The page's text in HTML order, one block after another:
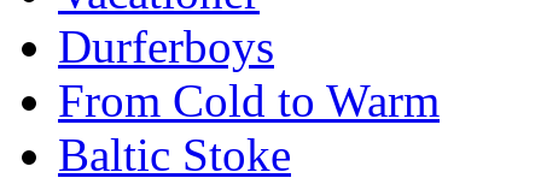
Durferboys
From Cold to Warm
Baltic Stoke